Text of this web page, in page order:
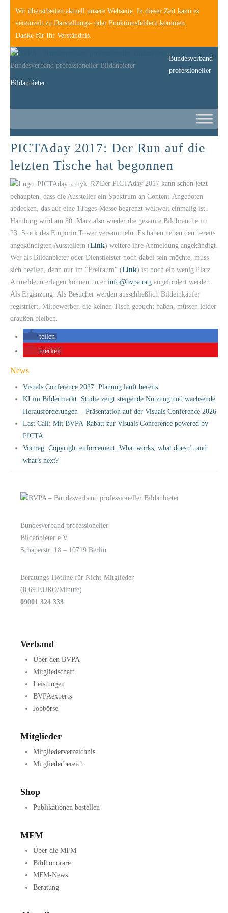
Wir überarbeiten aktuell unsere Webseite. In dieser Zeit kann es
vereinzelt zu Darstellungs- oder Funktionsfehlern kommen.
Danke für Ihr Verständnis.
Bundesverband professioneller Bildanbieter
Bundesverband
professioneller
Bildanbieter
PICTAday 2017: Der Run auf die
letzten Tische hat begonnen
Der PICTAday 2017 kann schon jetzt
behaupten, dass die Aussteller ein Spektrum an Content-Angeboten
abdecken, das auf eine 1Tages-Messe begrenzt weltweit einmalig ist.
Hamburg wird am 30. März also wieder die gesamte Bildbranche im
23. Stock des Emporio Tower versammeln. Es haben neben den bereits
angekündigten Ausstellern (Link) weitere ihre Anmeldung angekündigt.
Wer als Bildanbieter oder Dienstleister noch dabei sein möchte, muss
sich beeilen, denn nur im "Freiraum" (Link) ist noch ein wenig Platz.
Anmeldeunterlagen können unter info@bvpa.org angefordert werden.
Als Ergänzung: Als Besucher werden ausschließlich Bildeinkäufer
registriert, Mitbewerber, die keinen Tisch gebucht haben, müssen leider
draußen bleiben.
teilen
merken
News
Visuals Conference 2027: Planung läuft bereits
KI im Bildermarkt: Studie zeigt steigende Nutzung und wachsende
Herausforderungen – Präsentation auf der Visuals Conference 2026
Last Call: Mit BVPA-Rabatt zur Visuals Conference powered by
PICTA
Vortrag: Copyright enforcement. What works, what doesn’t and
what’s next?
Bundesverband professioneller
Bildanbieter e.V.
Schaperstr. 18 – 10719 Berlin
Beratungs-Hotline für Nicht-Mitglieder
(0,69 EURO/Minute)
09001 324 333
Verband
Über den BVPA
Mitgliedschaft
Leistungen
BVPAexperts
Jobbörse
Mitglieder
Mitgliederverzeichnis
Mitgliederbereich
Shop
Publikationen bestellen
MFM
Über die MFM
Bildhonorare
MFM-News
Beratung